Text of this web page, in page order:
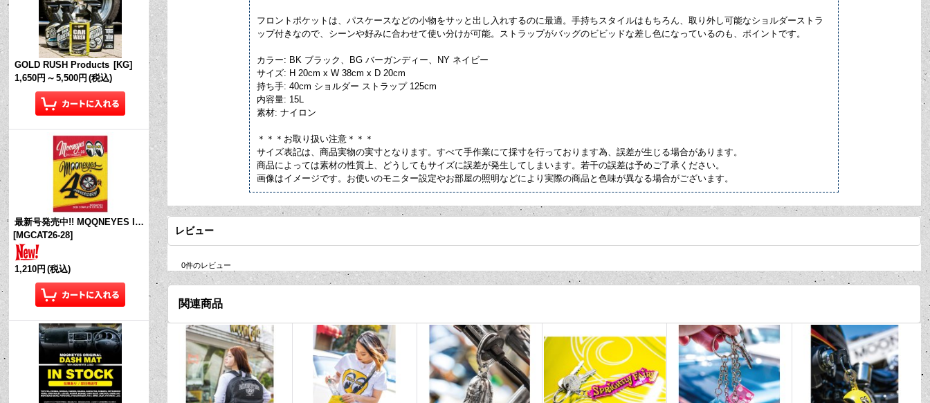
GOLD RUSH Products [KG]
1,650円 ～ 5,500円 (税込)
最新号発売中!! MQQNEYES International Magazine No.28 2026
[MGCAT26-28]
1,210円 (税込)
フロントポケットは、パスケースなどの小物をサッと出し入れするのに最適。手持ちスタイルはもちろん、取り外し可能なショルダーストラ
ップ付きなので、シーンや好みに合わせて使い分けが可能。ストラップがバッグのビビッドな差し色になっているのも、ポイントです。
カラー: BK ブラック、BG バーガンディー、NY ネイビー
サイズ: H 20cm x W 38cm x D 20cm
持ち手: 40cm ショルダー ストラップ 125cm
内容量: 15L
素材: ナイロン
＊＊＊お取り扱い注意＊＊＊
サイズ表記は、商品実物の実寸となります。すべて手作業にて採寸を行っております為、誤差が生じる場合があります。
商品によっては素材の性質上、どうしてもサイズに誤差が発生してしまいます。若干の誤差は予めご了承ください。
画像はイメージです。お使いのモニター設定やお部屋の照明などにより実際の商品と色味が異なる場合がございます。
レビュー
0件のレビュー
関連商品